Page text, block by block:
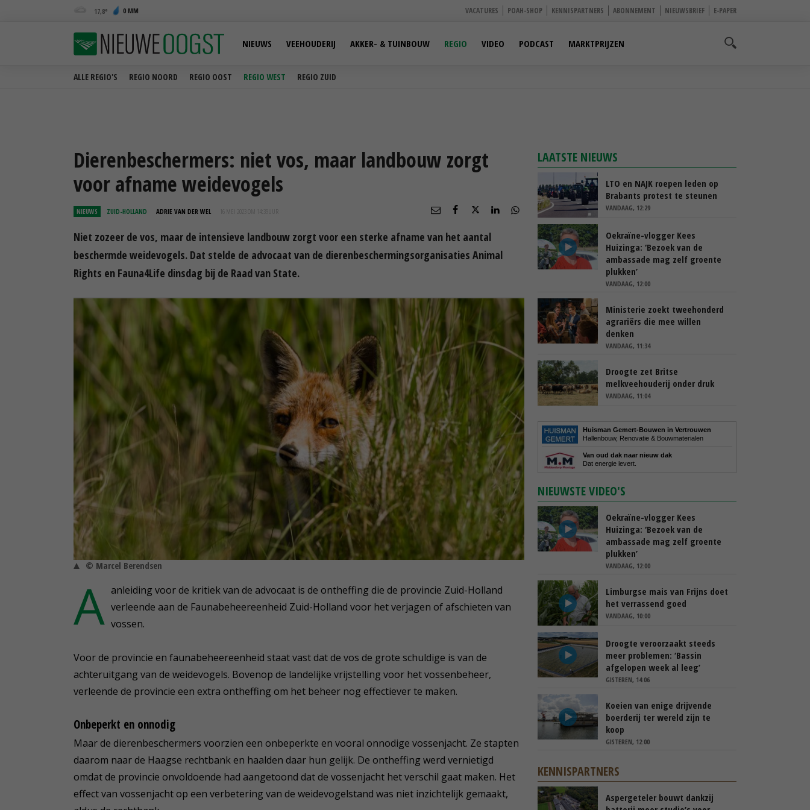
17,8 0 MM VACATURES POAH-SHOP KENNISPARTNERS ABONNEMENT NIEUWSBRIEF E-PAPER
ALLE REGIO'S REGIO NOORD REGIO OOST REGIO WEST REGIO ZUID
NIEUWS VEEHOUDERIJ AKKER- & TUINBOUW REGIO VIDEO PODCAST MARKTPRIJZEN
Dierenbeschermers: niet vos, maar landbouw zorgt
voor afname weidevogels
NIEUWS ZUID-HOLLAND ADRIE VAN DER WEL 16 MEI 2023 OM 14:39
Niet zozeer de vos, maar de intensieve landbouw zorgt voor een sterke afname van het aantal
beschermde weidevogels. Dat stelde de advocaat van de dierenbeschermingsorganisaties Animal
Rights en Fauna4Life dinsdag bij de Raad van State.
© Marcel Berendsen
A anleiding voor de kritiek van de advocaat is de ontheffing die de provincie Zuid-Holland
verleende aan de Faunabeheereenheid Zuid-Holland voor het verjagen of afschieten van
vossen.
Voor de provincie en faunabeheereenheid staat vast dat de vos de grote schuldige is van de
achteruitgang van de weidevogels. Bovenop de landelijke vrijstelling voor het vossenbeheer,
verleende de provincie een extra ontheffing om het beheer nog effectiever te maken.
Onbeperkt en onnodig
Maar de dierenbeschermers voorzien een onbeperkte en vooral onnodige vossenjacht. Ze stapten
daarom naar de Haagse rechtbank en haalden daar hun gelijk. De ontheffing werd vernietigd
omdat de provincie onvoldoende had aangetoond dat de vossenjacht het verschil gaat maken. Het
effect van vossenjacht op een verbetering van de weidevogelstand was niet inzichtelijk gemaakt,
LAATSTE NIEUWS
LTO en NAJK roepen leden op
Brabants protest te steunen
VANDAAG, 12:29
Oekraïne-vlogger Kees
Huizinga: ‘Bezoek van de
ambassade mag zelf groente
plukken’
VANDAAG, 12:00
Ministerie zoekt tweehonderd
agrariërs die mee willen
denken
VANDAAG, 11:34
Droogte zet Britse
melkveehouderij onder druk
VANDAAG, 11:04
Huisman Gemert-Bouwen in Vertrouwen
Hallenbouw, Renovatie & Bouwmaterialen
Van oud dak naar nieuw dak
Dat energie levert.
NIEUWSTE VIDEO'S
Oekraïne-vlogger Kees
Huizinga: ‘Bezoek van de
ambassade mag zelf groente
plukken’
VANDAAG, 12:00
Limburgse mais van Frijns doet
het verrassend goed
VANDAAG, 10:00
Droogte veroorzaakt steeds
meer problemen: ‘Bassin
afgelopen week al leeg’
GISTEREN, 14:06
Koeien van enige drijvende
boerderij ter wereld zijn te
koop
GISTEREN, 12:00
KENNISPARTNERS
Aspergeteler bouwt dankzij